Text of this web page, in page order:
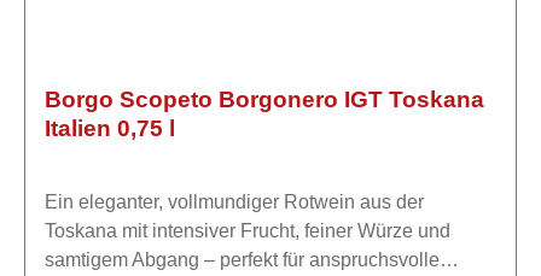
Borgo Scopeto Borgonero IGT Toskana
Italien 0,75 l
Ein eleganter, vollmundiger Rotwein aus der
Toskana mit intensiver Frucht, feiner Würze und
samtigem Abgang – perfekt für anspruchsvolle